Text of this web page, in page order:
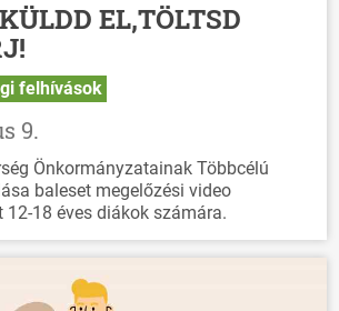
EL,TÖLTSD
felhívások
9.
Önkormányzatainak Többcélú
baleset megelőzési video
18 éves diákok számára.